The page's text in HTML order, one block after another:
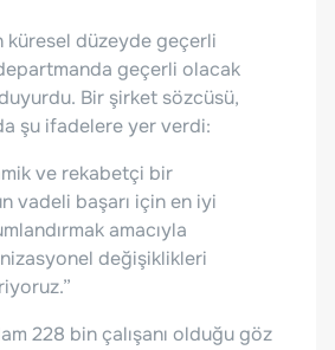
küresel düzeyde geçerli
geçerli olacak
duyurdu. Bir şirket sözcüsü,
şu ifadelere yer verdi:
ve rekabetçi bir
vadeli başarı için en iyi
amacıyla
değişiklikleri
228 bin çalışanı olduğu göz